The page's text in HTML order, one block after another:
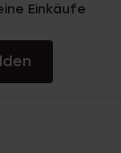
Einkäufe